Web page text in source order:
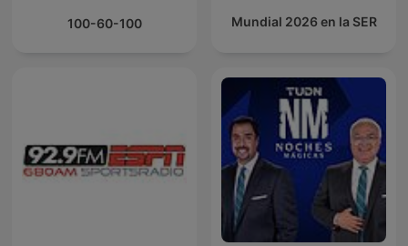
100-60-100 Mundial 2026 en la SER